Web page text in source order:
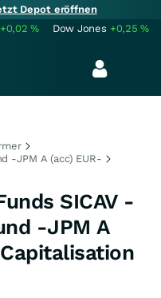
Depot eröffnen
+0,02% Dow Jones +0,25%
-JPM A (acc) EUR-
SICAV -
-JPM A